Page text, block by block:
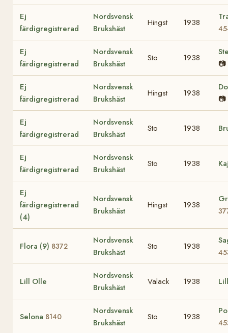
Ej
färdigregistrerad
Nordsvensk
Brukshäst
Hingst 1938
Ej
färdigregistrerad
Nordsvensk
Brukshäst
Sto 1938
📷
Ej
färdigregistrerad
Nordsvensk
Brukshäst
Hingst 1938
📷
Ej
färdigregistrerad
Nordsvensk
Brukshäst
Sto 1938
Ej
färdigregistrerad
Nordsvensk
Brukshäst
Sto 1938
Ej
färdigregistrerad
(4)
Nordsvensk
Brukshäst
Hingst 1938
Flora (9) 8372
Nordsvensk
Brukshäst
Sto 1938
Lill Olle
Nordsvensk
Brukshäst
Valack 1938
Selona 8140
Nordsvensk
Brukshäst
Sto 1938